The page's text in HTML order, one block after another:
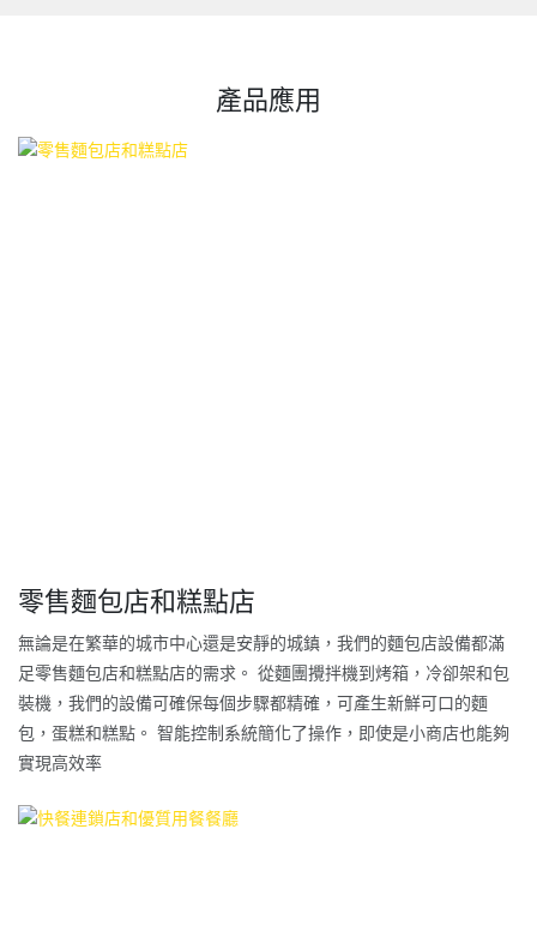
產品應用
零售麵包店和糕點店
無論是在繁華的城市中心還是安靜的城鎮，我們的麵包店設備都滿
足零售麵包店和糕點店的需求。 從麵團攪拌機到烤箱，冷卻架和包
裝機，我們的設備可確保每個步驟都精確，可產生新鮮可口的麵
包，蛋糕和糕點。 智能控制系統簡化了操作，即使是小商店也能夠
實現高效率